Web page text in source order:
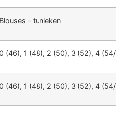
Blouses – tunieken
0 (46), 1 (48), 2 (50), 3 (52), 4
0 (46), 1 (48), 2 (50), 3 (52), 4